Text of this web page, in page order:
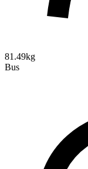
81.49kg
Bus